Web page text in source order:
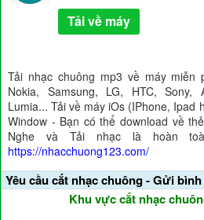
Tải về máy
Tải nhạc chuông mp3 về máy miễn
Nokia, Samsung, LG, HTC, Sony,
Lumia... Tải về máy iOs (IPhone, Ipad
Window - Bạn có thể download về
Nghe và Tải nhạc là hoàn
https://nhacchuong123.com/
Yêu cầu cắt nhạc chuông - Gửi
Khu vực cắt nhạc